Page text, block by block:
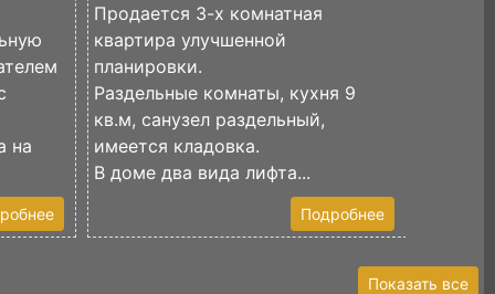
на
Продается 3-х комнатная
квартира улучшенной
планировки.
Раздельные комнаты, кухня 9
кв.м, санузел раздельный,
имеется кладовка.
В доме два вида лифта...
Подробнее
Показать все